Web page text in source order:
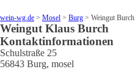
wein-wg.de > Mosel > Burg > Weingut Burch
Weingut Klaus Burch
Kontaktinformationen
Schulstraße 25
56843 Burg, mosel